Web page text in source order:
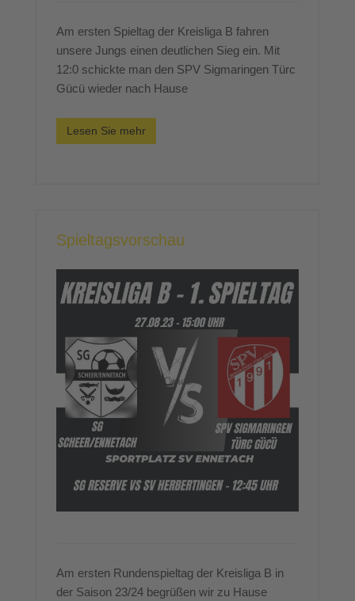
Am ersten Spieltag der Kreisliga B fahren
unsere Jungs einen deutlichen Sieg ein. Mit
12:0 schickte man den SPV Sigmaringen Türc
Gücü wieder nach Hause
Lesen Sie mehr
Spieltagsvorschau
Am ersten Rundenspieltag der Kreisliga B in
der Saison 23/24 begrüßen wir zu Hause